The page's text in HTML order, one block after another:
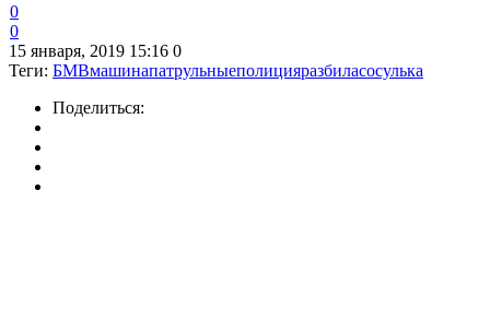
0
0
15 января, 2019 15:16 0
Теги: БМВмашинапатрульныеполицияразбиласосулька
Поделиться: